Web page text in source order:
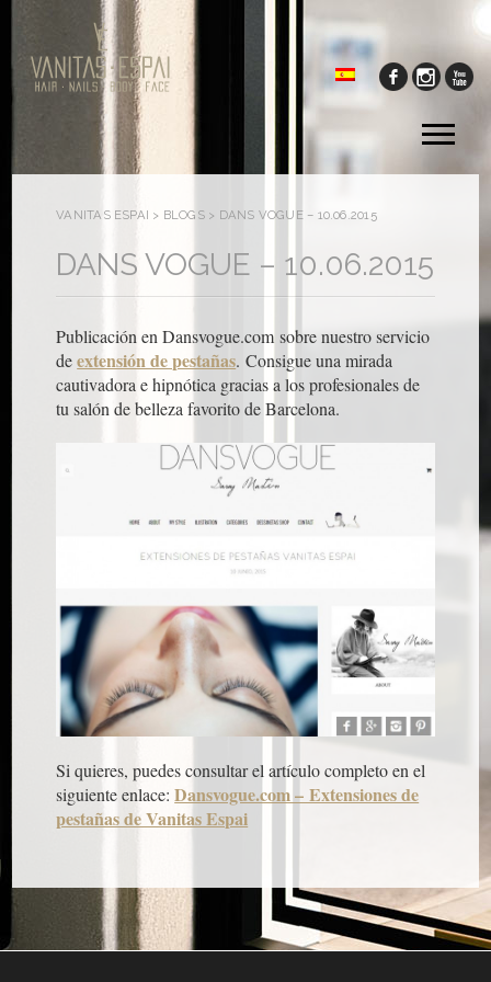
VANITAS ESPAI > BLOGS> DANS VOGUE – 10.06.2015
DANS VOGUE – 10.06.2015
Publicación en Dansvogue.com sobre nuestro servicio
deextensión de pestañas. Consigue una mirada
cautivadora e hipnótica gracias a los profesionales de
tu salón de belleza favorito de Barcelona.
Si quieres, puedes consultar el artículo completo en el
siguiente enlace:Dansvogue.com – Extensiones de
pestañas de Vanitas Espai